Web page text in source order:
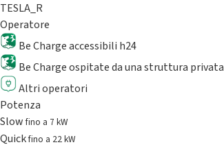
TESLA_R
Operatore
Be Charge accessibili h24
Be Charge ospitate da una struttura privata
Altri operatori
Potenza
Slowfino a 7 kW
Quickfino a 22 kW